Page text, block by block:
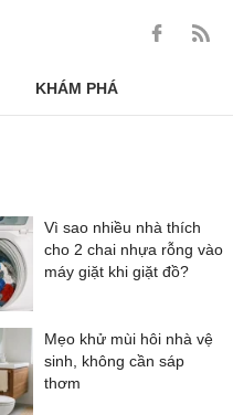
KHÁM PHÁ
Vì sao nhiều nhà thích
cho 2 chai nhựa rỗng vào
máy giặt khi giặt đồ?
Mẹo khử mùi hôi nhà vệ
sinh, không cần sáp
thơm